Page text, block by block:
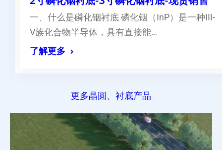
一、什么是磷化铟衬底 磷化铟（InP）是一种III-
V族化合物半导体，具有直接能…
了解更多
更多晶圆、衬底产品